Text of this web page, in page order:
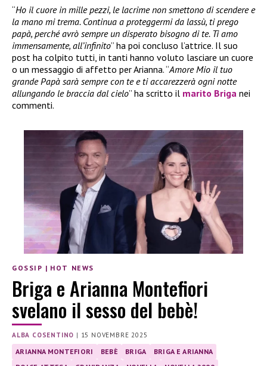
“Ho il cuore in mille pezzi, le lacrime non smettono di scendere e
la mano mi trema. Continua a proteggermi da lassù, ti prego
papà, perché avrò sempre un disperato bisogno di te. Ti amo
immensamente, all’infinito” ha poi concluso l’attrice. Il suo
post ha colpito tutti, in tanti hanno voluto lasciare un cuore
o un messaggio di affetto per Arianna. “Amore Mio il tuo
grande Papà sarà sempre con te e ti accarezzerà ogni notte
allungando le braccia dal cielo” ha scritto il marito Briga nei
commenti.
GOSSIP | HOT NEWS
Briga e Arianna Montefiori
svelano il sesso del bebè!
ALBA COSENTINO | 15 NOVEMBRE 2025
ARIANNA MONTEFIORI BEBÈ BRIGA
BRIGA E ARIANNA